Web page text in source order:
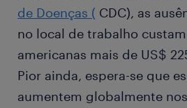
de Doenças ( CDC), as
no local de trabalho
americanas mais de US$
Pior ainda, espera-se que
aumentem globalmente